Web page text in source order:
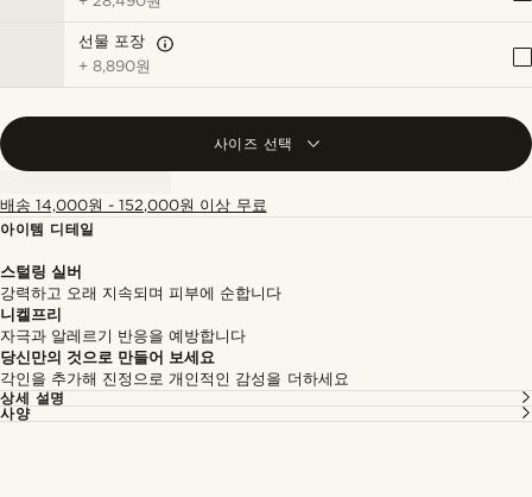
선물 포장
+8,890원
사이즈 선택
배송 14,000원 - 152,000원 이상 무료
아이템 디테일
스털링 실버
강력하고 오래 지속되며 피부에 순합니다
니켈프리
자극과 알레르기 반응을 예방합니다
당신만의 것으로 만들어 보세요
각인을 추가해 진정으로 개인적인 감성을 더하세요
상세 설명
사양